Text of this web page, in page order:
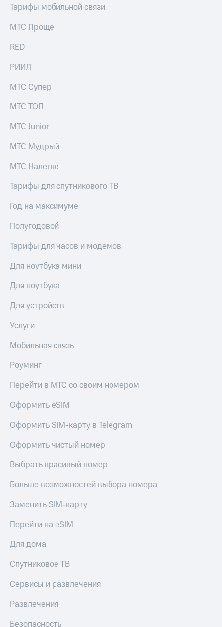
Тарифы мобильной связи
МТС Проще
RED
РИИЛ
МТС Супер
МТС ТОП
МТС Junior
МТС Мудрый
МТС Налегке
Тарифы для спутникового ТВ
Год на максимуме
Полугодовой
Тарифы для часов и модемов
Для ноутбука мини
Для ноутбука
Для устройств
Услуги
Мобильная связь
Роуминг
Перейти в МТС со своим номером
Оформить eSIM
Оформить SIM-карту в Telegram
Оформить чистый номер
Выбрать красивый номер
Больше возможностей выбора номера
Заменить SIM-карту
Перейти на eSIM
Для дома
Спутниковое ТВ
Сервисы и развлечения
Развлечения
Безопасность